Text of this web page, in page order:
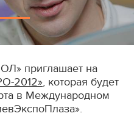
приглашает на
2012», которая будет
в Международном